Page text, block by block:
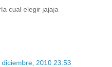
cual elegir jajaja
diciembre, 2010 23:53